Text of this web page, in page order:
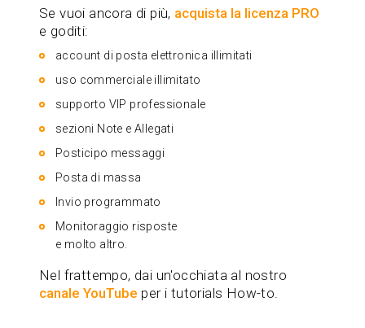
Se vuoi ancora di più, acquista la licenza PRO
e goditi:
account di posta elettronica illimitati
uso commerciale illimitato
supporto VIP professionale
sezioni Note e Allegati
Posticipo messaggi
Posta di massa
Invio programmato
Monitoraggio risposte
e molto altro.
Nel frattempo, dai un'occhiata al nostro
canale YouTube per i tutorials How-to.